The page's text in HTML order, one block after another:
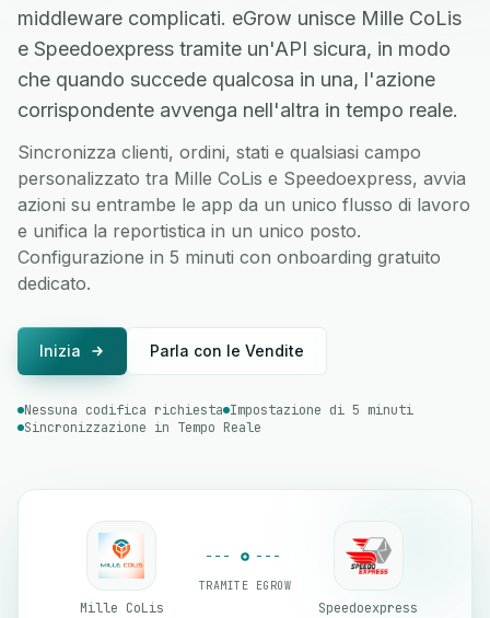
middleware complicati. eGrow unisce Mille CoLis
e Speedoexpress tramite un'API sicura, in modo
che quando succede qualcosa in una, l'azione
corrispondente avvenga nell'altra in tempo reale.
Sincronizza clienti, ordini, stati e qualsiasi campo
personalizzato tra Mille CoLis e Speedoexpress, avvia
azioni su entrambe le app da un unico flusso di lavoro
e unifica la reportistica in un unico posto.
Configurazione in 5 minuti con onboarding gratuito
dedicato.
Inizia Parla con le Vendite
Nessuna codifica richiesta Impostazione di 5 minuti
Sincronizzazione in Tempo Reale
Mille CoLis
TRAMITE EGROW
Speedoexpress